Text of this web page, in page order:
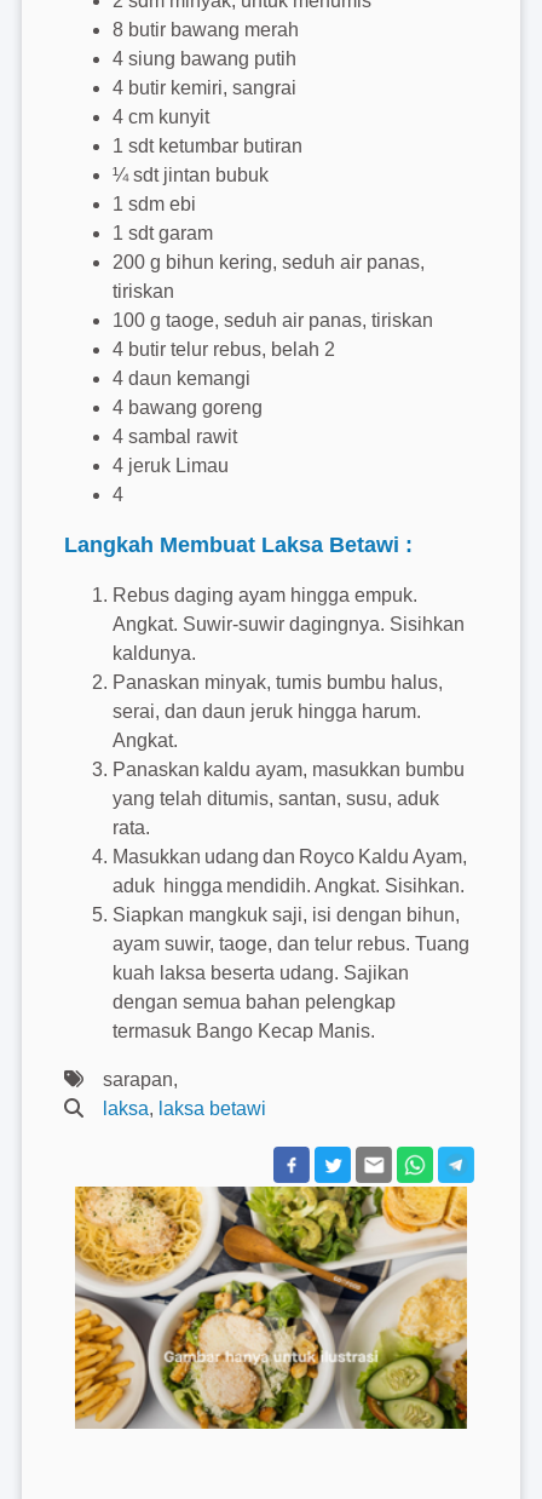
8 butir bawang merah
4 siung bawang putih
4 butir kemiri, sangrai
4 cm kunyit
1 sdt ketumbar butiran
¼ sdt jintan bubuk
1 sdm ebi
1 sdt garam
200 g bihun kering, seduh air panas,
tiriskan
100 g taoge, seduh air panas, tiriskan
4 butir telur rebus, belah 2
4 daun kemangi
4 bawang goreng
4 sambal rawit
4 jeruk Limau
4
Langkah Membuat Laksa Betawi :
Rebus daging ayam hingga empuk.
Angkat. Suwir-suwir dagingnya. Sisihkan
kaldunya.
Panaskan minyak, tumis bumbu halus,
serai, dan daun jeruk hingga harum.
Angkat.
Panaskan kaldu ayam, masukkan bumbu
yang telah ditumis, santan, susu, aduk
rata.
Masukkan udang dan Royco Kaldu Ayam,
aduk hingga mendidih. Angkat. Sisihkan.
Siapkan mangkuk saji, isi dengan bihun,
ayam suwir, taoge, dan telur rebus. Tuang
kuah laksa beserta udang. Sajikan
dengan semua bahan pelengkap
termasuk Bango Kecap Manis.
sarapan,
laksa, laksa betawi